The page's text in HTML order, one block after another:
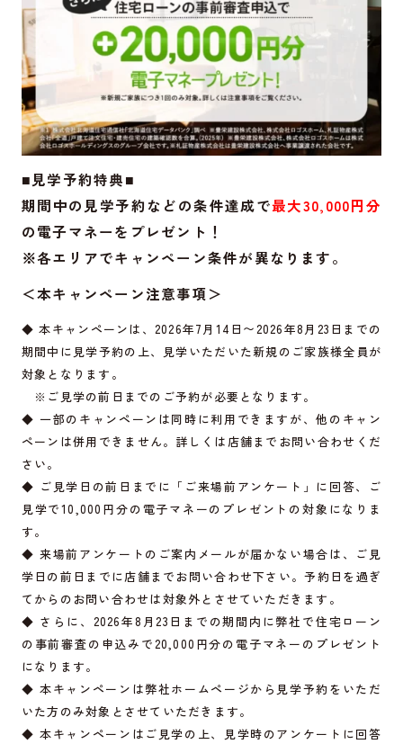
■見学予約特典■
期間中の見学予約などの条件達成で最大30,000円分
の電子マネーをプレゼント！
※各エリアでキャンペーン条件が異なります。
＜本キャンペーン注意事項＞
◆ 本キャンペーンは、2026年7月14日〜2026年8月23日までの
期間中に見学予約の上、見学いただいた新規のご家族様全員が
対象となります。
※ご見学の前日までのご予約が必要となります。
◆ 一部のキャンペーンは同時に利用できますが、他のキャン
ペーンは併用できません。詳しくは店舗までお問い合わせくだ
さい。
◆ ご見学日の前日までに「ご来場前アンケート」に回答、ご
見学で10,000円分の電子マネーのプレゼントの対象になりま
す。
◆ 来場前アンケートのご案内メールが届かない場合は、ご見
学日の前日までに店舗までお問い合わせ下さい。予約日を過ぎ
てからのお問い合わせは対象外とさせていただきます。
◆ さらに、2026年8月23日までの期間内に弊社で住宅ローン
の事前審査の申込みで20,000円分の電子マネーのプレゼント
になります。
◆ 本キャンペーンは弊社ホームページから見学予約をいただ
いた方のみ対象とさせていただきます。
◆ 本キャンペーンはご見学の上、見学時のアンケートに回答